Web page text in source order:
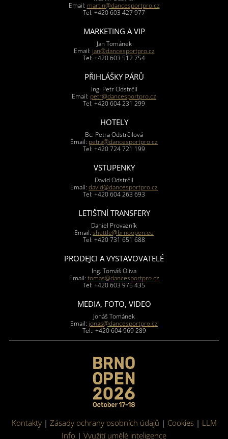
Email: martin@dancesportpro.cz
Tel: +420 603 427 977
MARKETING A VIP
Jan Tománek
Email: jan@dancesportpro.cz
Tel: +420 603 512 754
PŘIHLÁŠKY PÁRŮ
Ing. Petr Odstrčil
Email: petr@dancesportpro.cz
Tel: +420 604 231 299
HOTELY
Bc. Petra Odstrčilová
Email: petra@dancesportpro.cz
Tel: +420 724 721 199
VSTUPENKY
David Odstrčil
Email: david@dancesportpro.cz
Tel: +420 604 263 693
LETIŠTNÍ TRANSFERY
Daniel Provazník
Email: shuttle@brnoopen.eu
Tel: +420 731 651 688
PRODEJCI A VYSTAVOVATELÉ
Ing. Tomáš Oliva
Email: tomas@dancesportpro.cz
Tel: +420 603 975 435
MEDIA, FOTO, VIDEO
Jonáš Tománek
Email: jonas@dancesportpro.cz
Tel.: +420 604 969 289
Kontakty| Zásady ochrany osobních údajů | Cookies| LLM
Info | Využití umělé inteligence